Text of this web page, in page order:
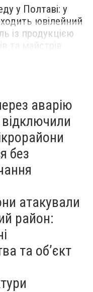
у Полтаві: у
ювілейний
із продукцією
та майстрів
аварію
без
атакували
район:
та об’єкт